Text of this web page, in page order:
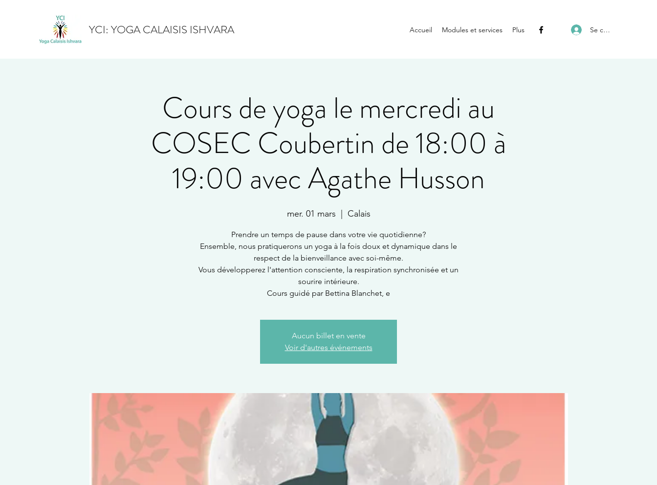
YCI: YOGA CALAISIS ISHVARA Accueil Modules et services Plus Se connecter
Cours de yoga le mercredi au
COSEC Coubertin de 18:00 à
19:00 avec Agathe Husson
mer. 01 mars Calais
Prendre un temps de pause dans votre vie quotidienne?
Ensemble, nous pratiquerons un yoga à la fois doux et dynamique dans le
respect de la bienveillance avec soi-même.
Vous développerez l'attention consciente, la respiration synchronisée et un
sourire intérieure.
Cours guidé par Bettina Blanchet, e
Aucun billet en vente
Voir d'autres événements